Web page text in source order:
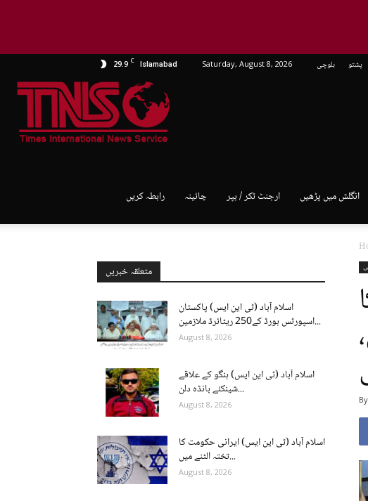
29.9 C Islamabad Saturday, August 8, 2026 بلوچی پشتو
رابطہ کریں چائینہ ارجنٹ ٹکر / بپر انگلش میں پڑھیں
By
متعلقہ خبریں
اسلام آباد (ٹی این ایس) پاکستان
اسپورٹس بورڈ کے250 ریٹائرڈ ملازمین...
August 8, 2026
اسلام آباد (ٹی این ایس) ہنگو کے علاقے
شینکئے بانڈہ دلن...
August 8, 2026
اسلام آباد (ٹی این ایس) ایرانی حکومت کا
تختہ الٹنے میں...
August 8, 2026